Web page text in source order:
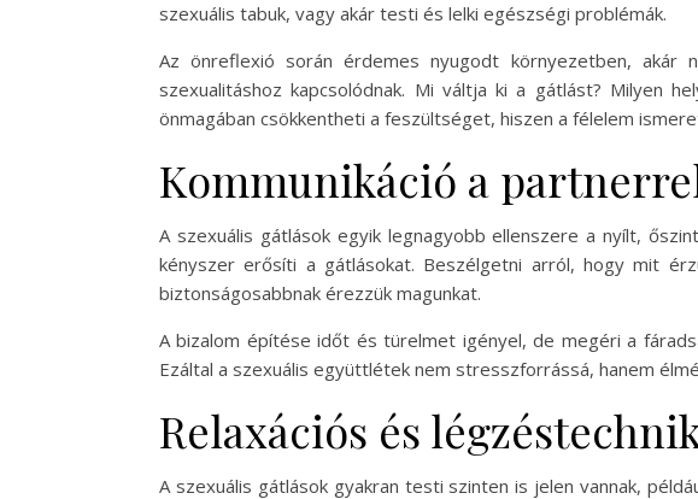
szexuális tabuk, vagy akár testi és lelki egészségi problémák.
Az önreflexió során érdemes nyugodt környezetben, akár
szexualitáshoz kapcsolódnak. Mi váltja ki a gátlást? Milyen
önmagában csökkentheti a feszültséget, hiszen a félelem
Kommunikáció a
A szexuális gátlások egyik legnagyobb ellenszere a nyílt,
kényszer erősíti a gátlásokat. Beszélgetni arról, hogy mit
biztonságosabbnak érezzük magunkat.
A bizalom építése időt és türelmet igényel, de megéri a
Ezáltal a szexuális együttlétek nem stresszforrássá, hanem
Relaxációs és
A szexuális gátlások gyakran testi szinten is jelen vannak,